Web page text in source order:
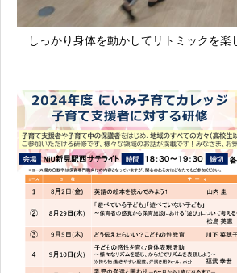
しっかり身体を動かしてリトミックを楽